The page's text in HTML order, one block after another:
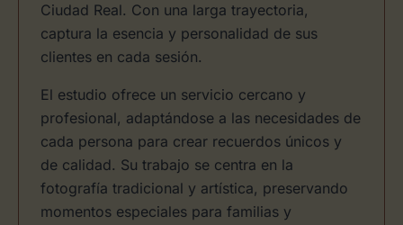
Ciudad Real. Con una larga trayectoria,
captura la esencia y personalidad de sus
clientes en cada sesión.
El estudio ofrece un servicio cercano y
profesional, adaptándose a las necesidades de
cada persona para crear recuerdos únicos y
de calidad. Su trabajo se centra en la
fotografía tradicional y artística, preservando
momentos especiales para familias y